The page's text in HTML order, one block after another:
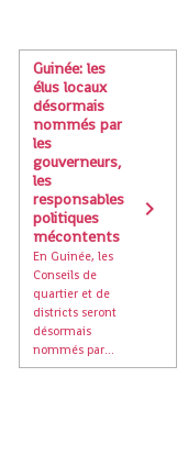
Guinée: les
élus locaux
désormais
nommés par
les
gouverneurs,
les
responsables
politiques
mécontents
En Guinée, les
Conseils de
quartier et de
districts seront
désormais
nommés par...